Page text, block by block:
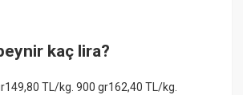
kaç lira?
TL/kg. 900 gr162,40 TL/kg.